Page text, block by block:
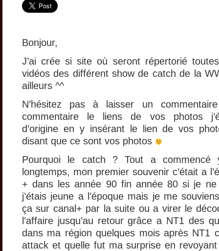
Bonjour,
J’ai crée si site où seront répertorié
vidéos des différent show de catch de la
ailleurs ^^
N’hésitez pas à laisser un
commentaire le liens de vos photos
d’origine en y insérant le lien de vos
disant que ce sont vos photos
Pourquoi le catch ? Tout a commencé
longtemps, mon premier souvenir c’était a
+ dans les année 90 fin année 80 si je
j’étais jeune a l’époque mais je me
ça sur canal+ par la suite ou a virer le
l’affaire jusqu’au retour grâce a NT1 des
dans ma région quelques mois après NT1
attack et quelle fut ma surprise en